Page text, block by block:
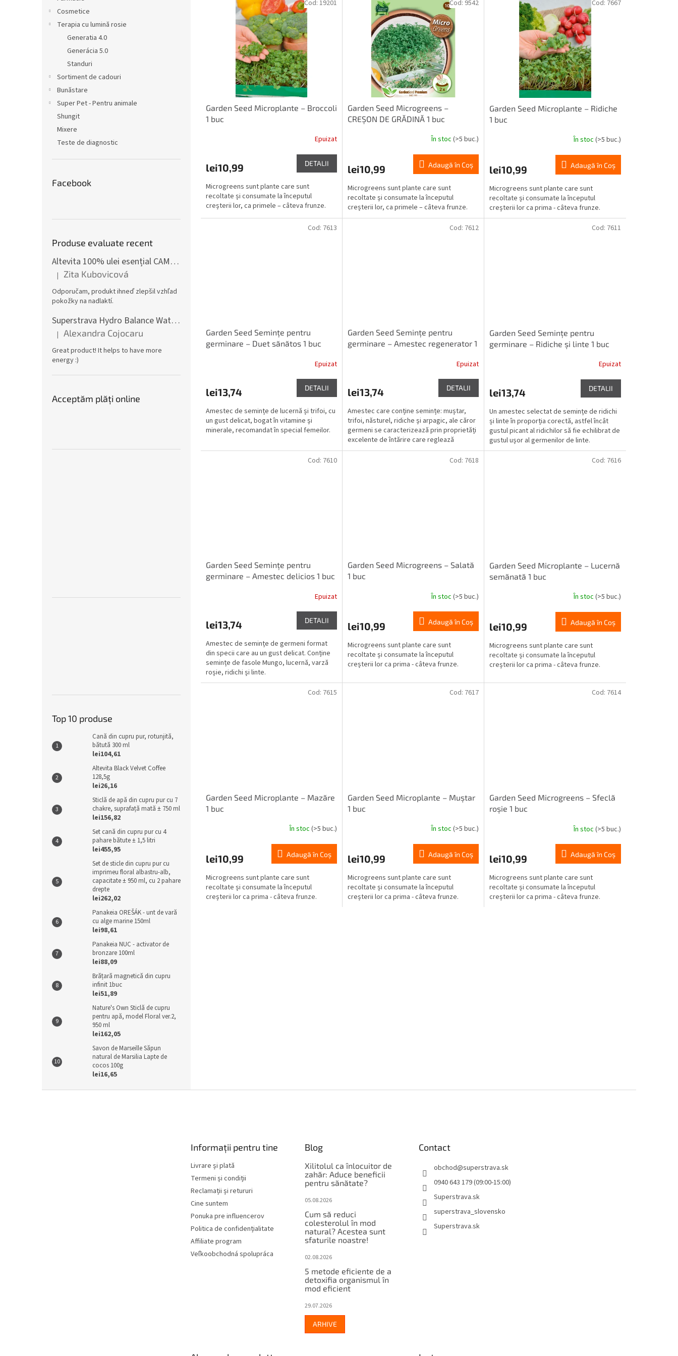
Cosmetice
Terapia cu lumină rosie
Generatia 4.0
Generácia 5.0
Standuri
Sortiment de cadouri
Bunăstare
Super Pet - Pentru animale
Shungit
Mixere
Teste de diagnostic
Facebook
Produse evaluate recent
Altevita 100% ulei esențial CAMFOR – Uleiul energiei pozitive 10ml
Ratingul produsului este 5 din 5 stele.
| Zita Kubovicová
Odporučam, produkt ihneď zlepšil vzhľad
pokožky na nadlaktí.
Superstrava Hydro Balance Watermelon electroliți Cutie 30 x 4,7g
Ratingul produsului este 5 din 5 stele.
| Alexandra Cojocaru
Great product! It helps to have more
energy :)
Acceptăm plăţi online
Top 10 produse
Cană din cupru pur, rotunjită,
bătută 300 ml
lei104,61
Altevita Black Velvet Coffee
128,5g
lei26,16
Sticlă de apă din cupru pur cu 7
chakre, suprafață mată ± 750 ml
lei156,82
Set cană din cupru pur cu 4
pahare bătute ± 1,5 litri
lei455,95
Set de sticle din cupru pur cu
imprimeu floral albastru-alb,
capacitate ± 950 ml, cu 2 pahare
drepte
lei262,02
Panakeia OREŠÁK - unt de vară
cu alge marine 150ml
lei98,61
Panakeia NUC - activator de
bronzare 100ml
lei88,09
Brățară magnetică din cupru
infinit 1buc
lei51,89
Nature's Own Sticlă de cupru
pentru apă, model Floral ver.2,
950 ml
lei162,05
Savon de Marseille Săpun
natural de Marsilia Lapte de
cocos 100g
lei16,65
Garden Seed Microplante – Broccoli
1 buc
Epuizat
lei10,99 DETALII
Microgreens sunt plante care sunt
recoltate și consumate la începutul
creșterii lor, ca primele – câteva frunze.
Cod: 19201
Garden Seed Microgreens –
CREȘON DE GRĂDINĂ 1 buc
În stoc (>5 buc.)
lei10,99 Adaugă în Coş
Microgreens sunt plante care sunt
recoltate și consumate la începutul
creșterii lor, ca primele – câteva frunze.
Cod: 9542
Garden Seed Microplante – Ridiche
1 buc
În stoc (>5 buc.)
lei10,99 Adaugă în Coş
Microgreens sunt plante care sunt
recoltate și consumate la începutul
creșterii lor ca prima - câteva frunze.
Cod: 7667
Garden Seed Semințe pentru
germinare – Duet sănătos 1 buc
Epuizat
lei13,74 DETALII
Amestec de semințe de lucernă și trifoi, cu
un gust delicat, bogat în vitamine și
minerale, recomandat în special femeilor.
Cod: 7613
Garden Seed Semințe pentru
germinare – Amestec regenerator 1
Epuizat
lei13,74 DETALII
Amestec care conține semințe: muștar,
trifoi, năsturel, ridiche și arpagic, ale căror
germeni se caracterizează prin proprietăți
excelente de întărire care reglează
funcționarea...
Cod: 7612
Garden Seed Semințe pentru
germinare – Ridiche și linte 1 buc
Epuizat
lei13,74 DETALII
Un amestec selectat de semințe de ridichi
și linte în proporția corectă, astfel încât
gustul picant al ridichilor să fie echilibrat de
gustul ușor al germenilor de linte.
Cod: 7611
Garden Seed Semințe pentru
germinare – Amestec delicios 1 buc
Epuizat
lei13,74 DETALII
Amestec de semințe de germeni format
din specii care au un gust delicat. Conține
semințe de fasole Mungo, lucernă, varză
roșie, ridichi și linte.
Cod: 7610
Garden Seed Microgreens – Salată
1 buc
În stoc (>5 buc.)
lei10,99 Adaugă în Coş
Microgreens sunt plante care sunt
recoltate și consumate la începutul
creșterii lor ca prima - câteva frunze.
Cod: 7618
Garden Seed Microplante – Lucernă
semănată 1 buc
În stoc (>5 buc.)
lei10,99 Adaugă în Coş
Microgreens sunt plante care sunt
recoltate și consumate la începutul
creșterii lor ca prima - câteva frunze.
Cod: 7616
Garden Seed Microplante – Mazăre
1 buc
În stoc (>5 buc.)
lei10,99 Adaugă în Coş
Microgreens sunt plante care sunt
recoltate și consumate la începutul
creșterii lor ca prima - câteva frunze.
Cod: 7615
Garden Seed Microplante – Muștar
1 buc
În stoc (>5 buc.)
lei10,99 Adaugă în Coş
Microgreens sunt plante care sunt
recoltate și consumate la începutul
creșterii lor ca prima - câteva frunze.
Cod: 7617
Garden Seed Microgreens – Sfeclă
roșie 1 buc
În stoc (>5 buc.)
lei10,99 Adaugă în Coş
Microgreens sunt plante care sunt
recoltate și consumate la începutul
creșterii lor ca prima - câteva frunze.
Cod: 7614
r
Informații pentru tine
Livrare și plată
Termeni și condiții
Reclamații și retururi
Cine suntem
Ponuka pre influencerov
Politica de confidențialitate
Affiliate program
Veľkoobchodná spolupráca
Blog
Xilitolul ca înlocuitor de
zahăr: Aduce beneficii
pentru sănătate?
05.08.2026
Cum să reduci
colesterolul în mod
natural? Acestea sunt
sfaturile noastre!
02.08.2026
5 metode eficiente de a
detoxifia organismul în
mod eficient
29.07.2026
ARHIVE
Contact
obchod@superstrava.sk
0940 643 179 (09:00-15:00)
Superstrava.sk
superstrava_slovensko
Superstrava.sk